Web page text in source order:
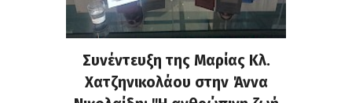
Συνέντευξη της Μαρίας Κλ.
Χατζηνικολάου στην Άννα